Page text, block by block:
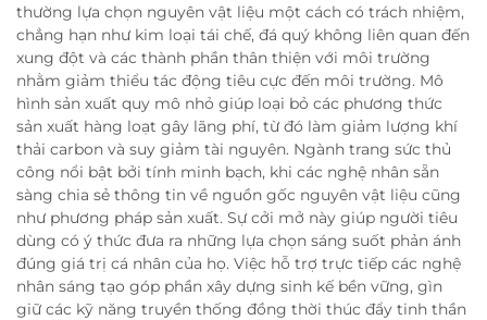
thường lựa chọn nguyên vật liệu một cách có trách nhiệm,
chẳng hạn như kim loại tái chế, đá quý không liên quan đến
xung đột và các thành phần thân thiện với môi trường
nhằm giảm thiểu tác động tiêu cực đến môi trường. Mô
hình sản xuất quy mô nhỏ giúp loại bỏ các phương thức
sản xuất hàng loạt gây lãng phí, từ đó làm giảm lượng khí
thải carbon và suy giảm tài nguyên. Ngành trang sức thủ
công nổi bật bởi tính minh bạch, khi các nghệ nhân sẵn
sàng chia sẻ thông tin về nguồn gốc nguyên vật liệu cũng
như phương pháp sản xuất. Sự cởi mở này giúp người tiêu
dùng có ý thức đưa ra những lựa chọn sáng suốt phản ánh
đúng giá trị cá nhân của họ. Việc hỗ trợ trực tiếp các nghệ
nhân sáng tạo góp phần xây dựng sinh kế bền vững, gìn
giữ các kỹ năng truyền thống đồng thời thúc đẩy tinh thần